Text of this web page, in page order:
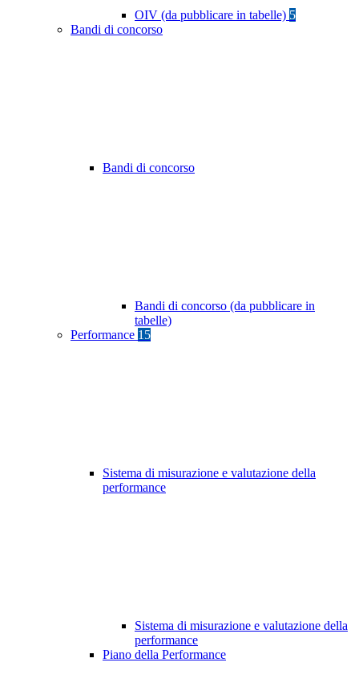
OIV (da pubblicare in tabelle) 5
Bandi di concorso
Bandi di concorso
Bandi di concorso (da pubblicare in
tabelle)
Performance 15
Sistema di misurazione e valutazione della
performance
Sistema di misurazione e valutazione della
performance
Piano della Performance